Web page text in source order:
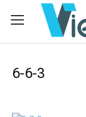
6-6-3